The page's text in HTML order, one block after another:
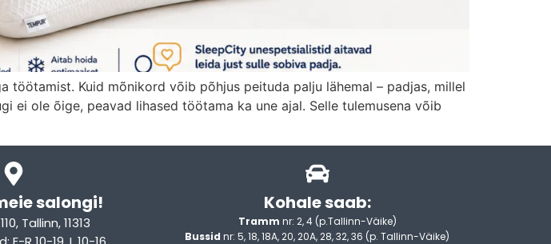
töötamist. Kuid mõnikord võib põhjus peituda palju lähemal – padjas, millel
ei ole õige, peavad lihased töötama ka une ajal. Selle tulemusena võib
salongi!
Tallinn, 11313
Kohale saab:
Tramm nr: 2, 4 (p.Tallinn-Väike)
Bussid nr: 5, 18, 18A, 20, 20A, 28, 32, 36 (p. Tallinn-Väike)